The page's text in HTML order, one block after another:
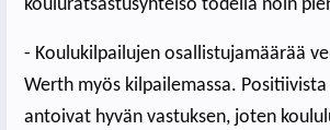
kouluratsastusyhteisö todella noin
- Koulukilpailujen osallistujamäärää
Werth myös kilpailemassa.
antoivat hyvän vastuksen, joten